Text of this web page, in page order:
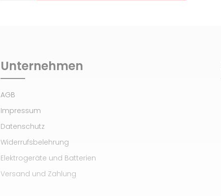
Unternehmen
AGB
Impressum
Datenschutz
Widerrufsbelehrung
Elektrogeräte und Batterien
Versand und Zahlung